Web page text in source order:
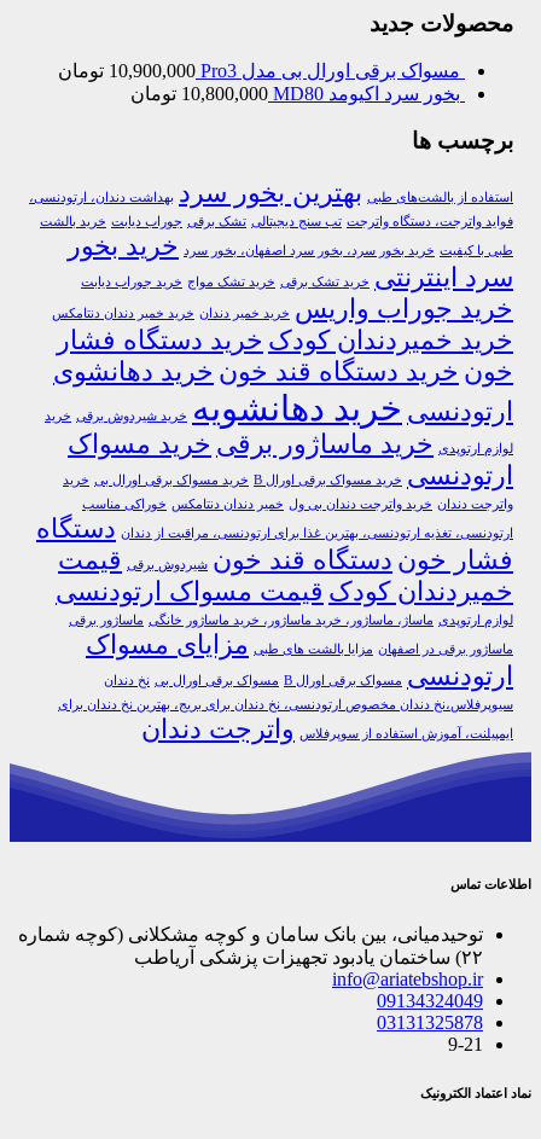
محصولات جدید
مسواک برقی اورال بی مدل Pro3 10,900,000 تومان
بخور سرد اکیومد MD80
10,800,000 تومان
برچسب ها
استفاده از بالشت‌های طبی بهترین بخور سرد بهداشت دندان، ارتودنسی،
فواید واترجت، دستگاه واترجت تب سنج دیجیتالی تشک برقی جوراب دیابت خرید بالشت‌
طبی با کیفیت خرید بخور سرد، بخور سرد اصفهان، بخور سرد
خرید بخور
سرد اینترنتی خرید تشک برقی خرید تشک مواج خرید جوراب دیابت
خرید جوراب واریس خرید خمیر دندان خرید خمیر دندان دنتامکس
خرید خمیردندان کودک خرید دستگاه فشار
خون خرید دستگاه قند خون خرید دهانشوی
ارتودنسی خرید دهانشویه خرید شیردوش برقی خرید
لوازم ارتوپدی خرید ماساژور برقی خرید مسواک
ارتودنسی خرید مسواک برقی اورال B خرید مسواک برقی اورال بی خرید
واترجت دندان خرید واترجت دندان بی ول خمیر دندان دنتامکس خوراکی مناسب
ارتودنسی، تغذیه ارتودنسی، بهترین غذا برای ارتودنسی، مراقبت از دندان دستگاه
فشار خون دستگاه قند خون شیردوش برقی قیمت
خمیردندان کودک قیمت مسواک ارتودنسی
لوازم ارتوپدی ماساژ، ماساژور، خرید ماساژور، خرید ماساژور خانگی ماساژور برقی
ماساژور برقی در اصفهان مزایا بالشت های طبی مزایای مسواک
ارتودنسی مسواک برقی اورال B مسواک برقی اورال بی نخ دندان
سیوپرفلاس،نخ دندان مخصوص ارتودنسی، نخ دندان برای بریج، بهترین نخ دندان برای
ایمپیلنت، آموزش استفاده از سوپرفلاس واترجت دندان
اطلاعات تماس
توحیدمیانی، بین بانک سامان و کوچه مشکلانی (کوچه شماره
۲۲) ساختمان یادبود تجهیزات پزشکی آریاطب
info@ariatebshop.ir
09134324049
03131325878
9-21
نماد اعتماد الکترونیک